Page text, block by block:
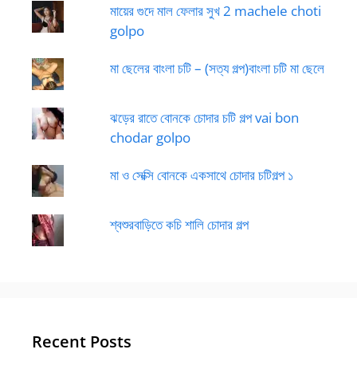
মায়ের গুদে মাল ফেলার সুখ 2 machele choti
golpo
মা ছেলের বাংলা চটি – (সত্য গল্প)বাংলা চটি মা ছেলে
ঝড়ের রাতে বোনকে চোদার চটি গল্প vai bon
chodar golpo
মা ও সেক্সি বোনকে একসাথে চোদার চটিগল্প ১
শ্বশুরবাড়িতে কচি শালি চোদার গল্প
Recent Posts